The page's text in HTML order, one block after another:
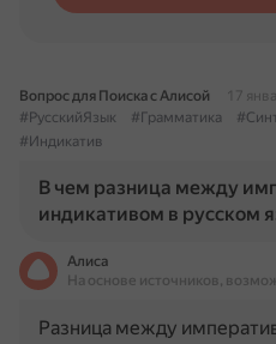
Вопрос для Поиска с Алисой
17
#РусскийЯзык
#Грамматика
#Индикатив
В чем разница между
индикативом в русском
Алиса
На основе источников,
Разница между